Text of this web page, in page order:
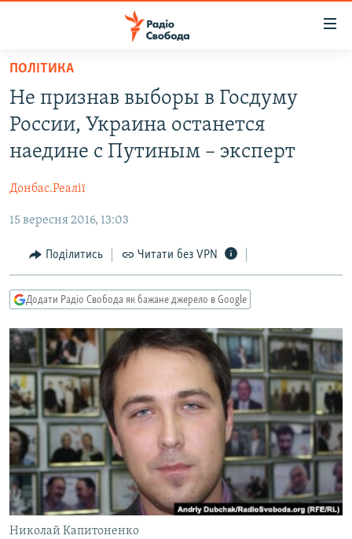
Перейти
основного
матеріалу
до
основної
Перейти
пошуку
РАДІО СВОБОДА – 70 РОКІВ
ВСЕ ЗА ДОБУ
СУСПІЛЬСТВО
КУЛЬТУРА
УКРАЇНА
СВІТ
РОСІЙСЬКА «ФІЛЬТРАЦІЯ»
ДОНБАС.РЕАЛІЇ
КРИМ.РЕАЛІЇ
СХЕМИ
КИТАЙ.ВИКЛИКИ
МУЛЬТИМЕДІА
ФОТО
СПЕЦПРОЄКТИ
ПОДКАСТИ
КРИМ РЕАЛІЇ
РУС
ПОЛІТИКА
Не признав выборы в Госдуму
России, Украина останется
наедине с Путиным – эксперт
Донбас.Реалії
15 вересня 2016, 13:03
Поділитись Читати без VPN
Додати Радіо Свобода як бажане джерело в Google
Николай Капитоненко